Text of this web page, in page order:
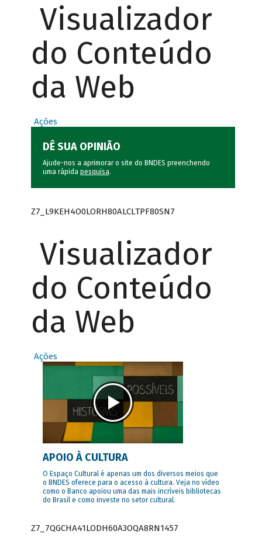
Visualizador
do Conteúdo
da Web
Ações
DÊ SUA OPINIÃO
Ajude-nos a aprimorar o site do BNDES preenchendo
uma rápida pesquisa.
Z7_L9KEH4O0LORH80ALCLTPF80SN7
Visualizador
do Conteúdo
da Web
Ações
APOIO À CULTURA
O Espaço Cultural é apenas um dos diversos meios que
o BNDES oferece para o acesso à cultura. Veja no vídeo
como o Banco apoiou uma das mais incríveis bibliotecas
do Brasil e como investe no setor cultural.
Z7_7QGCHA41LODH60A3OQA8RN1457